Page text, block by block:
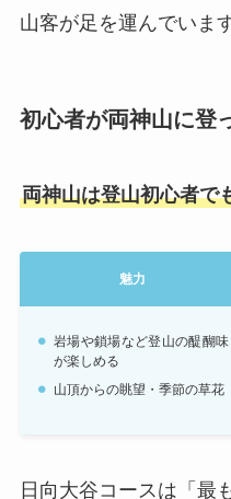
山客が足を運んでいま
初心者が両神山に登
両神山は登山初心者で
魅力
岩場や鎖場など登山の醍醐味
が楽しめる
山頂からの眺望・季節の草花
日向大谷コースは「最